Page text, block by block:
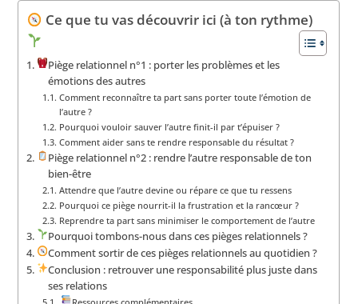
Ce que tu vas découvrir ici (à ton rythme)
Piège relationnel n°1 : porter les problèmes et les
émotions des autres
Comment reconnaître ta part sans porter toute l’émotion de
l’autre ?
Pourquoi vouloir sauver l’autre finit-il par t’épuiser ?
Comment aider sans te rendre responsable du résultat ?
Piège relationnel n°2 : rendre l’autre responsable de ton
bien-être
Attendre que l’autre devine ou répare ce que tu ressens
Pourquoi ce piège nourrit-il la frustration et la rancœur ?
Reprendre ta part sans minimiser le comportement de l’autre
Pourquoi tombons-nous dans ces pièges relationnels ?
Comment sortir de ces pièges relationnels au quotidien ?
Conclusion : retrouver une responsabilité plus juste dans
ses relations